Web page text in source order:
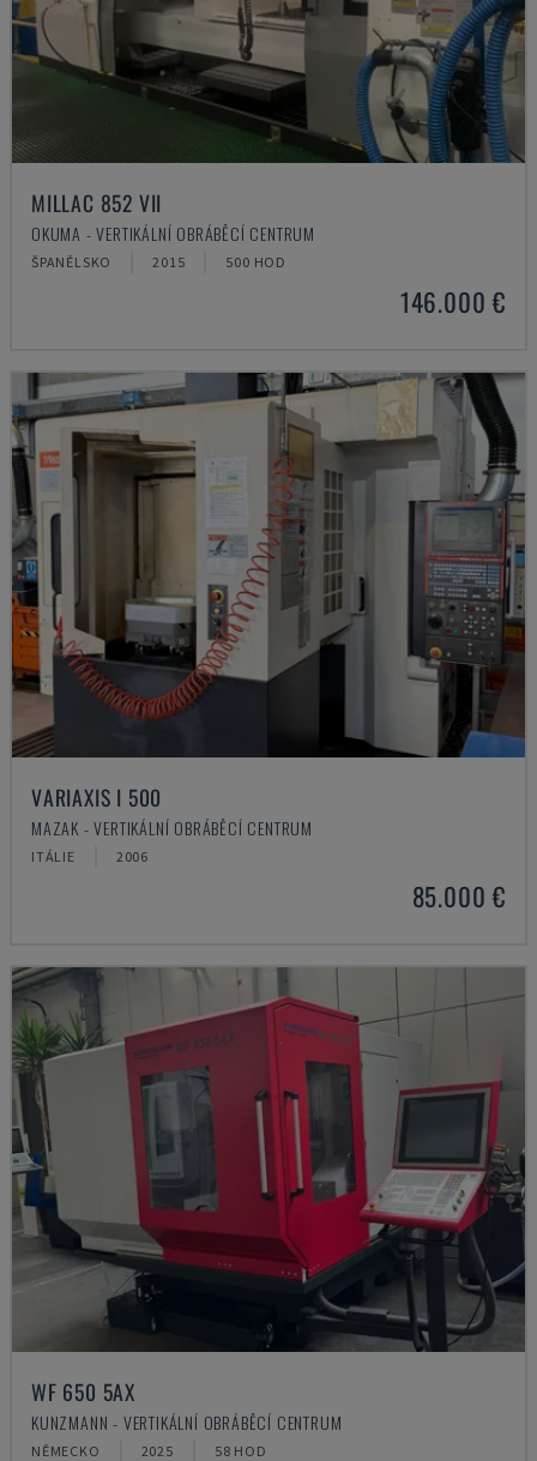
MILLAC 852 VII
OKUMA - VERTIKÁLNÍ OBRÁBĚCÍ CENTRUM
ŠPANĚLSKO 2015 500 HOD
146.000 €
VARIAXIS I 500
MAZAK - VERTIKÁLNÍ OBRÁBĚCÍ CENTRUM
ITÁLIE 2006
85.000 €
WF 650 5AX
KUNZMANN - VERTIKÁLNÍ OBRÁBĚCÍ CENTRUM
NĚMECKO 2025 58 HOD